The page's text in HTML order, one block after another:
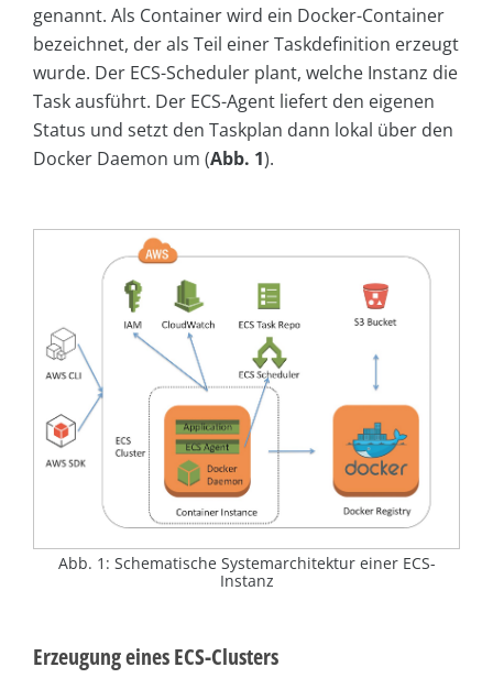
genannt. Als Container wird ein Docker-Container
bezeichnet, der als Teil einer Taskdefinition erzeugt
wurde. Der ECS-Scheduler plant, welche Instanz die
Task ausführt. Der ECS-Agent liefert den eigenen
Status und setzt den Taskplan dann lokal über den
Docker Daemon um (Abb. 1).
Abb. 1: Schematische Systemarchitektur einer ECS-
Instanz
Erzeugung eines ECS-Clusters